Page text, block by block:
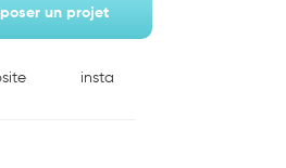
un projet
insta